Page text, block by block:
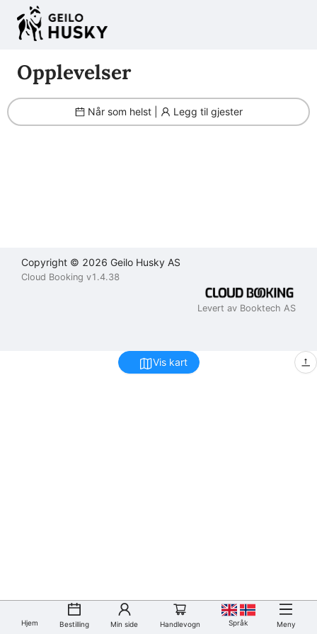
Opplevelser
Når som helst | Legg til gjester
Copyright © 2026 Geilo Husky AS
Cloud Booking v1.4.38
Levert av Booktech AS
Hjem Bestilling Min side Handlevogn Språk Meny
Vis kart
Filter
Brukeravtale
Personvernerklæring
Kontakt
oss
Send